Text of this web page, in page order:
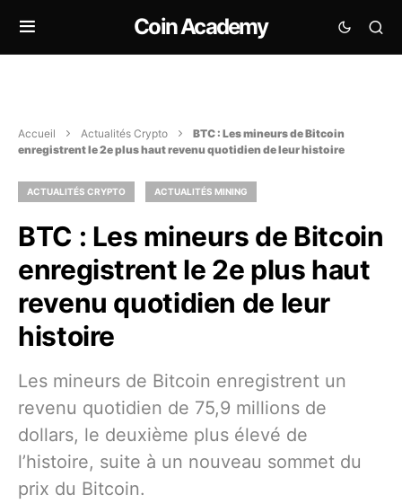
Coin Academy
Accueil Actualités Crypto
BTC : Les mineurs de Bitcoin
enregistrent le 2e plus haut revenu quotidien de leur histoire
ACTUALITÉS CRYPTO ACTUALITÉS MINING
BTC : Les mineurs de Bitcoin
enregistrent le 2e plus haut
revenu quotidien de leur
histoire
Les mineurs de Bitcoin enregistrent un
revenu quotidien de 75,9 millions de
dollars, le deuxième plus élevé de
l’histoire, suite à un nouveau sommet du
prix du Bitcoin.